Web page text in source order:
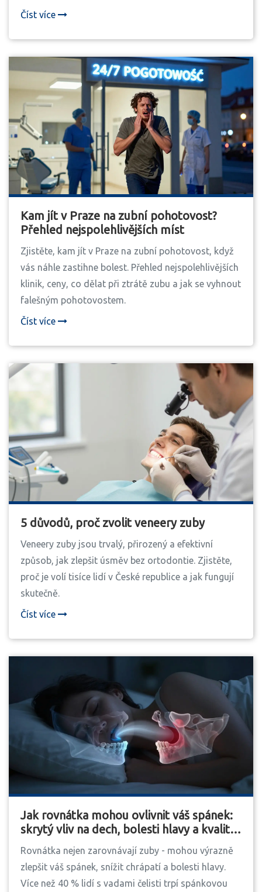
jak ho předcházet.
Číst více
Kam jít v Praze na zubní pohotovost?
Přehled nejspolehlivějších míst
Zjistěte, kam jít v Praze na zubní pohotovost, když
vás náhle zastihne bolest. Přehled nejspolehlivějších
klinik, ceny, co dělat při ztrátě zubu a jak se vyhnout
falešným pohotovostem.
Číst více
5 důvodů, proč zvolit veneery zuby
Veneery zuby jsou trvalý, přirozený a efektivní
způsob, jak zlepšit úsměv bez ortodontie. Zjistěte,
proč je volí tisíce lidí v České republice a jak fungují
skutečně.
Číst více
Jak rovnátka mohou ovlivnit váš spánek:
skrytý vliv na dech, bolesti hlavy a kvalitu
odpočinku
Rovnátka nejen zarovnávají zuby - mohou výrazně
zlepšit váš spánek, snížit chrápatí a bolesti hlavy.
Více než 40 % lidí s vadami čelisti trpí spánkovou